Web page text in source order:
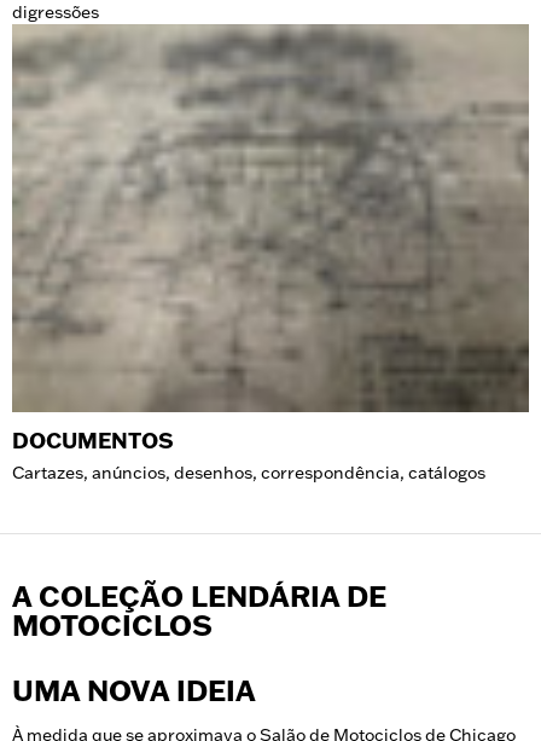
digressões
DOCUMENTOS
Cartazes, anúncios, desenhos, correspondência, catálogos
A COLEÇÃO LENDÁRIA DE
MOTOCICLOS
UMA NOVA IDEIA
À medida que se aproximava o Salão de Motociclos de Chicago